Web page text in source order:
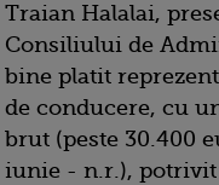
Traian Halalai,
Consiliului de
bine platit
de conducere, cu
brut (peste 30.400
iunie - n.r.),